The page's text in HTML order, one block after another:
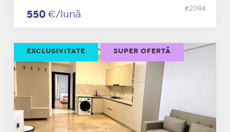
550 €/lună
#2094
EXCLUSIVITATE SUPER OFERTĂ